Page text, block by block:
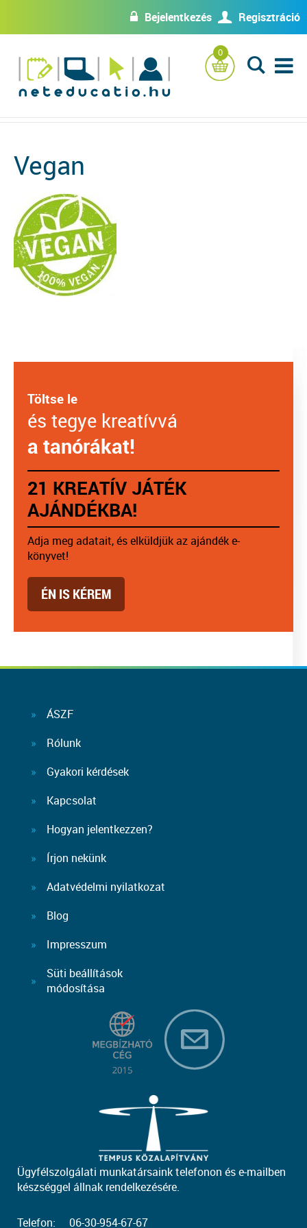
w Bejelentkezés U Regisztráció
0
L
Vegan
Töltse le
és tegye kreatívvá
a tanórákat!
21 KREATÍV JÁTÉK
AJÁNDÉKBA!
Adja meg adatait, és elküldjük az ajándék e-
könyvet!
ÉN IS KÉREM
ÁSZF
Rólunk
Gyakori kérdések
Kapcsolat
Hogyan jelentkezzen?
Írjon nekünk
Adatvédelmi nyilatkozat
Blog
Impresszum
Süti beállítások
módosítása
Ügyfélszolgálati munkatársaink telefonon és e-mailben
készséggel állnak rendelkezésére.
Telefon: 06-30-954-67-67